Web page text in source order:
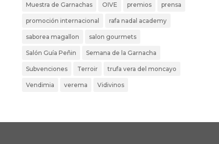
Muestra de Garnachas OIVE premios prensa
promoción internacional rafa nadal academy
saborea magallon salon gourmets
Salón Guía Peñin Semana de la Garnacha
Subvenciones Terroir trufa vera del moncayo
Vendimia verema Vidivinos